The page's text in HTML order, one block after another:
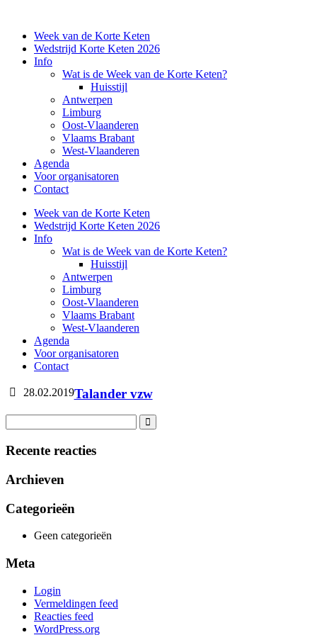
Week van de Korte Keten
Wedstrijd Korte Keten 2026
Info
Wat is de Week van de Korte Keten?
Huisstijl
Antwerpen
Limburg
Oost-Vlaanderen
Vlaams Brabant
West-Vlaanderen
Agenda
Voor organisatoren
Contact
Week van de Korte Keten
Wedstrijd Korte Keten 2026
Info
Wat is de Week van de Korte Keten?
Huisstijl
Antwerpen
Limburg
Oost-Vlaanderen
Vlaams Brabant
West-Vlaanderen
Agenda
Voor organisatoren
Contact
28.02.2019Talander vzw
Recente reacties
Archieven
Categorieën
Geen categorieën
Meta
Login
Vermeldingen feed
Reacties feed
WordPress.org